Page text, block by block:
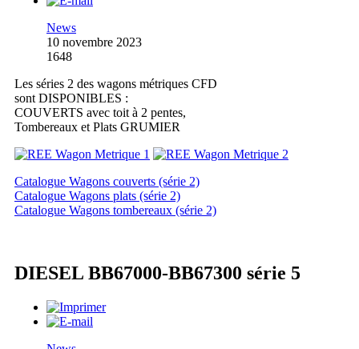
News
10 novembre 2023
1648
Les séries 2 des wagons métriques CFD
sont DISPONIBLES :
COUVERTS avec toit à 2 pentes,
Tombereaux et Plats GRUMIER
Catalogue Wagons couverts (série 2)
Catalogue Wagons plats (série 2)
Catalogue Wagons tombereaux (série 2)
DIESEL BB67000-BB67300 série 5